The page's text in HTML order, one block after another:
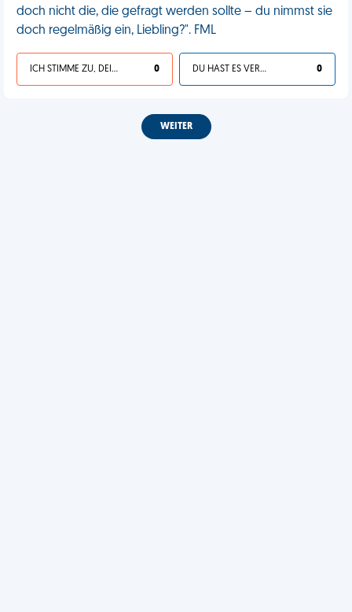
doch nicht die, die gefragt werden sollte – du nimmst sie
doch regelmäßig ein, Liebling?". FML
ICH STIMME ZU, DEIN LEBEN IST SCHEISSE 0 DU HAST ES VERDIENT 0
WEITER